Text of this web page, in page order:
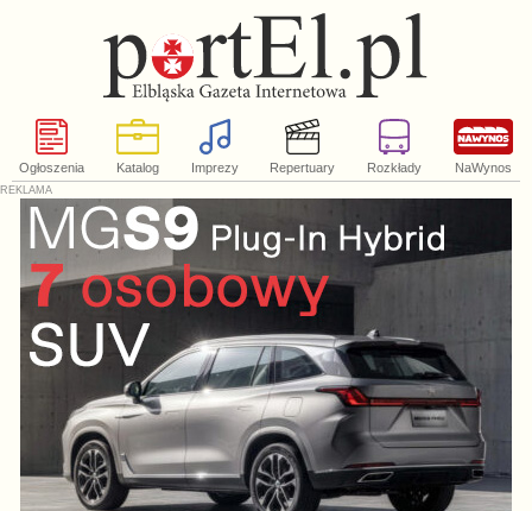
Ogłoszenia Katalog Imprezy Repertuary Rozkłady NaWynos